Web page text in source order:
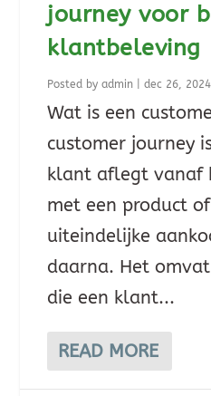
journey voor
klantbeleving
Posted byadmin |dec 26, 2024
Wat is een
customer journey
klant aflegt vanaf
met een product
uiteindelijke
daarna. Het
die een klant...
READ MORE